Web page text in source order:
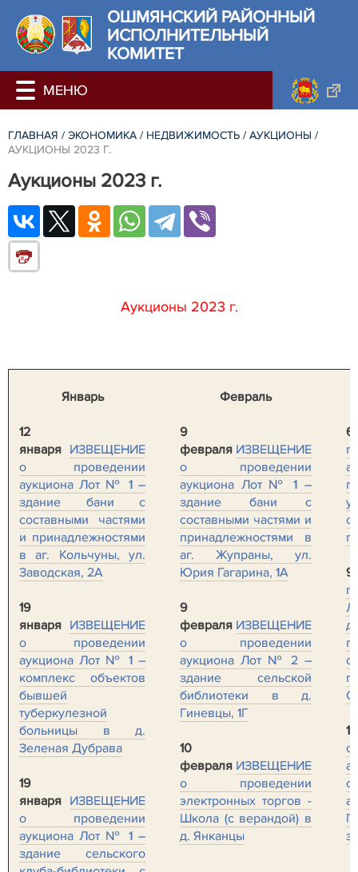
ОШМЯНСКИЙ РАЙОННЫЙ
ИСПОЛНИТЕЛЬНЫЙ
КОМИТЕТ
ГЛАВНАЯ / ЭКОНОМИКА / НЕДВИЖИМОСТЬ / АУКЦИОНЫ /
АУКЦИОНЫ 2023 Г.
Аукционы 2023 г.
Аукционы 2023 г.
Январь
12
января ИЗВЕЩЕНИЕ
о проведении
аукциона Лот № 1 –
здание бани с
составными частями
и принадлежностями
в аг. Кольчуны, ул.
Заводская, 2А
19
января ИЗВЕЩЕНИЕ
о проведении
аукциона Лот № 1 –
комплекс объектов
бывшей
туберкулезной
больницы в д.
Зеленая Дубрава
19
января ИЗВЕЩЕНИЕ
о проведении
аукциона Лот № 1 –
здание сельского
Февраль
9
февраля ИЗВЕЩЕНИЕ
о проведении
аукциона Лот № 1 –
здание бани с
составными частями и
принадлежностями в
аг. Жупраны, ул.
Юрия Гагарина, 1А
9
февраля ИЗВЕЩЕНИЕ
о проведении
аукциона Лот № 2 –
здание сельской
библиотеки в д.
Гиневцы, 1Г
10
февраля ИЗВЕЩЕНИЕ
о проведении
электронных торгов -
Школа (с верандой) в
д. Янканцы
6
9